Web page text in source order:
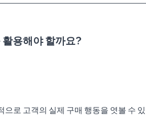
용해야 할까요?
로 고객의 실제 구매 행동을 엿볼 수